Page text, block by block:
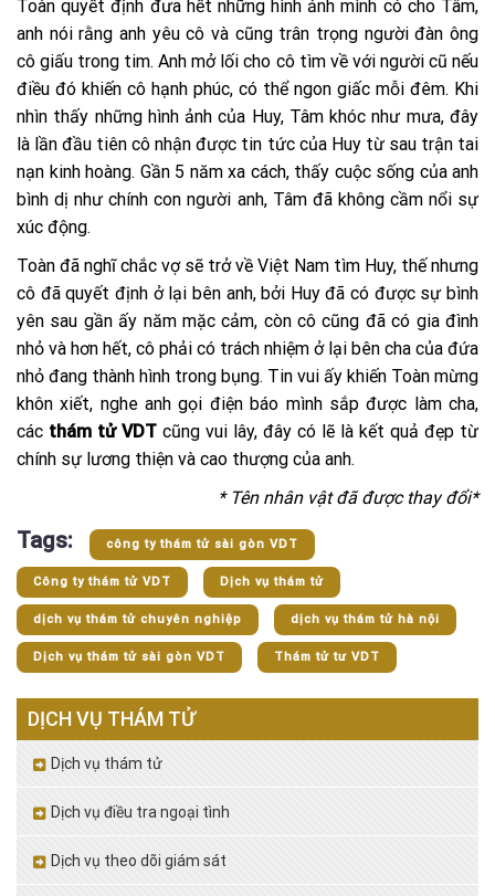
Toàn quyết định đưa hết những hình ảnh mình có cho Tâm,
anh nói rằng anh yêu cô và cũng trân trọng người đàn ông
cô giấu trong tim. Anh mở lối cho cô tìm về với người cũ nếu
điều đó khiến cô hạnh phúc, có thể ngon giấc mỗi đêm. Khi
nhìn thấy những hình ảnh của Huy, Tâm khóc như mưa, đây
là lần đầu tiên cô nhận được tin tức của Huy từ sau trận tai
nạn kinh hoàng. Gần 5 năm xa cách, thấy cuộc sống của anh
bình dị như chính con người anh, Tâm đã không cầm nổi sự
xúc động.
Toàn đã nghĩ chắc vợ sẽ trở về Việt Nam tìm Huy, thế nhưng
cô đã quyết định ở lại bên anh, bởi Huy đã có được sự bình
yên sau gần ấy năm mặc cảm, còn cô cũng đã có gia đình
nhỏ và hơn hết, cô phải có trách nhiệm ở lại bên cha của đứa
nhỏ đang thành hình trong bụng. Tin vui ấy khiến Toàn mừng
khôn xiết, nghe anh gọi điện báo mình sắp được làm cha,
các thám tử VDT cũng vui lây, đây có lẽ là kết quả đẹp từ
chính sự lương thiện và cao thượng của anh.
* Tên nhân vật đã được thay đổi*
Tags: công ty thám tử sài gòn VDT
Công ty thám tử VDT Dịch vụ thám tử
dịch vụ thám tử chuyên nghiệp dịch vụ thám tử hà nội
Dịch vụ thám tử sài gòn VDT Thám tử tư VDT
DỊCH VỤ THÁM TỬ
Dịch vụ thám tử
Dịch vụ điều tra ngoại tình
Dịch vụ theo dõi giám sát